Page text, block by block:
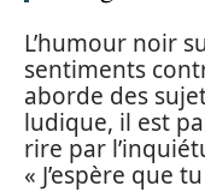
L’humour noir
sentiments
aborde des
ludique, il est
rire par
« J’espère que